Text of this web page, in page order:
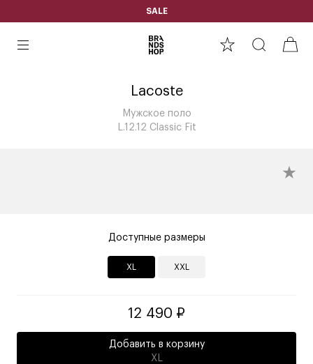
SALE
Lacoste
Мужское поло
L.12.12 Classic Fit
Доступные размеры
XL XXL
12 490 ₽
Добавить в корзину
XL